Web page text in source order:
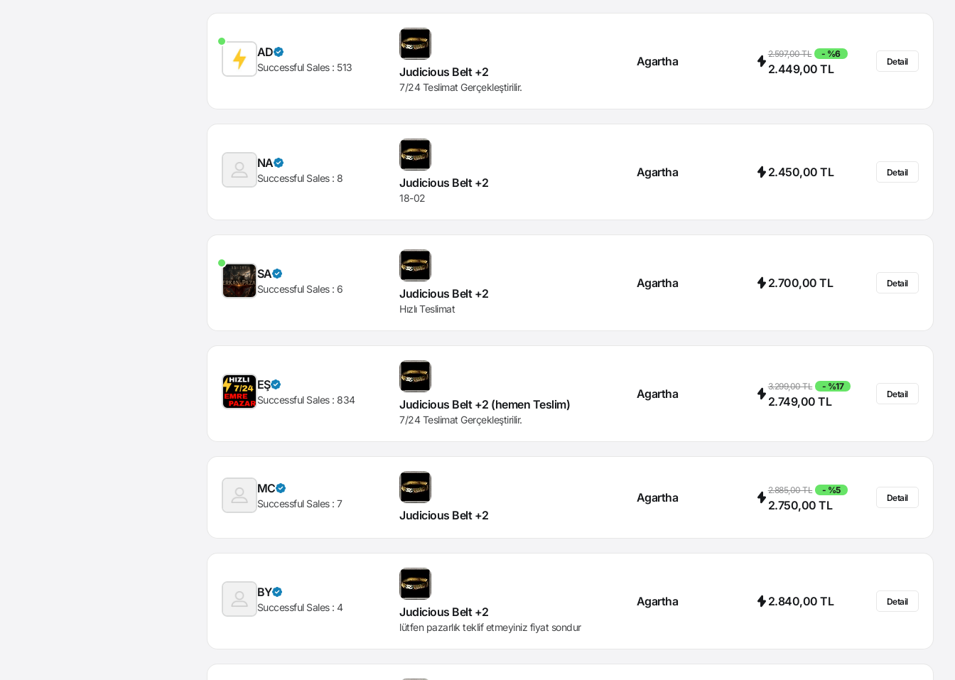
AD
Successful Sales : 513 Judicious Belt +2
7/24 Teslimat Gerçekleştirilir.
Agartha 2.597,00 TL - %6
2.449,00 TL
Detail
NA
Successful Sales :8 Judicious Belt +2
18-02
Agartha 2.450,00 TL Detail
SA
Successful Sales :6 Judicious Belt +2
Hızlı Teslimat
Agartha 2.700,00 TL Detail
EŞ
Successful Sales :834 Judicious Belt +2 (hemen Teslim)
7/24 Teslimat Gerçekleştirilir.
Agartha 3.299,00 TL - %17
2.749,00 TL
Detail
MC
Successful Sales :7
Judicious Belt +2
Agartha 2.885,00 TL - %5
2.750,00 TL
Detail
BY
Successful Sales :4 Judicious Belt +2
lütfen pazarlık teklif etmeyiniz fiyat sondur
Agartha 2.840,00 TL Detail